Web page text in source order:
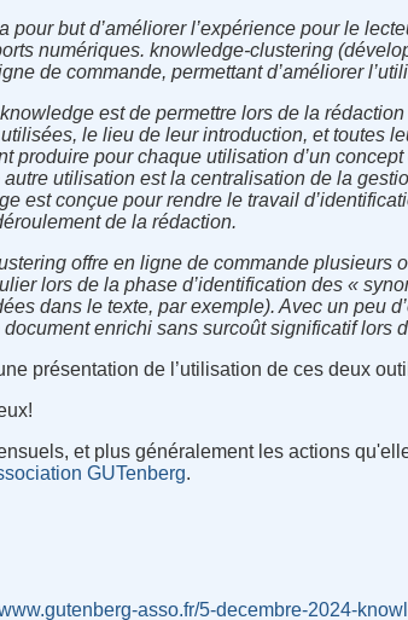
pour but d’améliorer l’expérience pour le
numériques. knowledge-clustering
de commande, permettant d’améliorer
est de permettre lors de la
le lieu de leur introduction, et toutes
produire pour chaque utilisation d’un
utilisation est la centralisation de la
est conçue pour rendre le travail
de la rédaction.
offre en ligne de commande plusieurs
lors de la phase d’identification des «
dans le texte, par exemple). Avec un peu
enrichi sans surcoût significatif lors
présentation de l’utilisation de ces deux
et plus généralement les actions
GUTenberg.
asso.fr/5-decembre-2024-